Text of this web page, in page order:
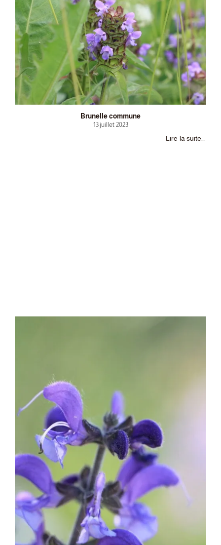
Brunelle commune
13 juillet 2023
Lire la suite…